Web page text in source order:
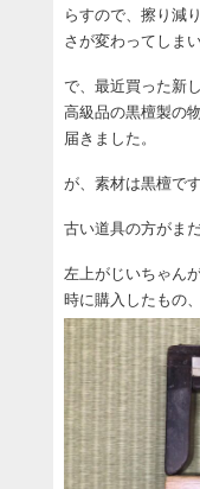
らすので、擦り減
さが変わってしまい
で、最近買った新
高級品の黒檀製の
届きました。
が、素材は黒檀で
古い道具の方がま
左上がじいちゃん
時に購入したもの